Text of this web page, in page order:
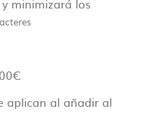
minimizará los
€
aplican al añadir al